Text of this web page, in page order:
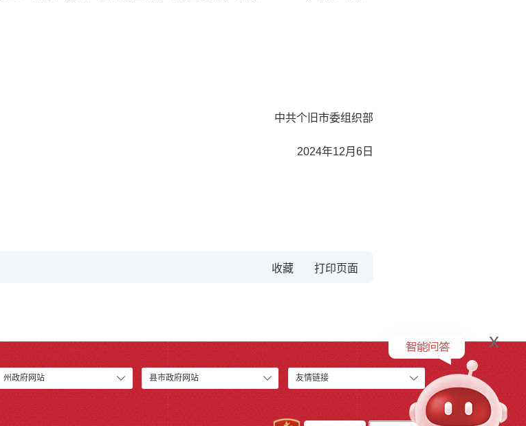
中共个旧市委组织部
2024年12月6日
收藏
州政府网站 县市政府网站 友情链接
x